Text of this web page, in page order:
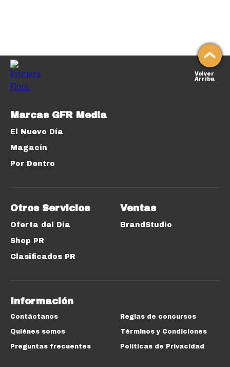
Volver
Arriba
Marcas GFR Media
El Nuevo Día
Magacín
Por Dentro
Otros Servicios
Oferta del Día
Shop PR
Clasificados PR
Ventas
BrandStudio
Información
Contáctanos
Quiénes somos
Preguntas frecuentes
Reglas de concursos
Términos y Condiciones
Políticas de Privacidad